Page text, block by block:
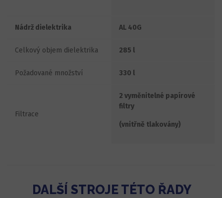
Nádrž dielektrika AL 40G
Celkový objem dielektrika 285 l
Požadované množství 330 l
Filtrace
2 vyměnitelné papírové
filtry
(vnitřně tlakovány)
DALŠÍ STROJE TÉTO ŘADY